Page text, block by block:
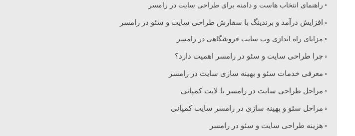
ی
س
راهنمای انتخاب هاست و دامنه برای طراحی سایت در رامسر
افزایش درآمد و برندینگ با سفارش طراحی سایت و سئو در رامسر
مزایای راه اندازی وب سایت فروشگاهی در رامسر
چرا طراحی سایت و سئو در رامسر اهمیت دارد؟
معرفی خدمات سئو و بهینه سازی سایت در رامسر
مراحل طراحی سایت در رامسر با لایت کمپانی
مراحل سئو و بهینه سازی در رامسر سایت کمپانی
هزینه طراحی سایت و سئو در رامسر